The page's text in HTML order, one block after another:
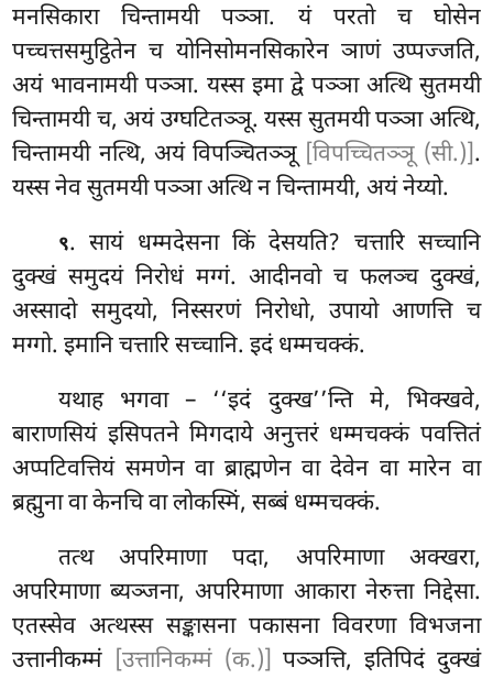
मनसिकारा चिन्तामयी पञ्ञा. यं परतो च घोसेन
पच्चत्तसमुट्ठितेन च योनिसोमनसिकारेन ञाणं उप्पज्जति,
अयं भावनामयी पञ्ञा. यस्स इमा द्वे पञ्ञा अत्थि सुतमयी
चिन्तामयी च, अयं उग्घटितञ्ञू. यस्स सुतमयी पञ्ञा अत्थि,
चिन्तामयी नत्थि, अयं विपञ्चितञ्ञू [विपच्चितञ्ञू (सी.)].
यस्स नेव सुतमयी पञ्ञा अत्थि न चिन्तामयी, अयं नेय्यो.
९. सायं धम्मदेसना किं देसयति? चत्तारि सच्चानि
दुक्खं समुदयं निरोधं मग्गं. आदीनवो च फलञ्च दुक्खं,
अस्सादो समुदयो, निस्सरणं निरोधो, उपायो आणत्ति च
मग्गो. इमानि चत्तारि सच्चानि. इदं धम्मचक्कं.
यथाह भगवा – ‘‘इदं दुक्ख’’न्ति मे, भिक्खवे,
बाराणसियं इसिपतने मिगदाये अनुत्तरं धम्मचक्कं पवत्तितं
अप्पटिवत्तियं समणेन वा ब्राह्मणेन वा देवेन वा मारेन वा
ब्रह्मुना वा केनचि वा लोकस्मिं, सब्बं धम्मचक्कं.
तत्थअपरिमाणा पदा, अपरिमाणा अक्खरा,
अपरिमाणा ब्यञ्जना, अपरिमाणा आकारा नेरुत्ता निद्देसा.
एतस्सेव अत्थस्स सङ्कासना पकासना विवरणा विभजना
उत्तानीकम्मं [उत्तानिकम्मं (क.)] पञ्ञत्ति, इतिपिदं दुक्खं